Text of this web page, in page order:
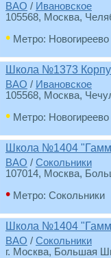
ВАО / Ивановское
105568, Москва,
• Метро: Новогиреево
Школа №1373
ВАО / Ивановское
105568, Москва,
• Метро: Новогиреево
Школа №1404
ВАО / Сокольники
107014, Москва,
• Метро: Сокольники
Школа №1404
ВАО / Сокольники
г. Москва, Большая